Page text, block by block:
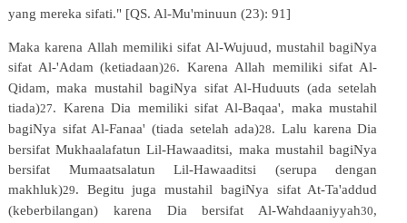
yang mereka sifati." [QS. Al-Mu'minuun (23): 91]
Maka karena Allah memiliki sifat Al-Wujuud, mustahil bagiNya
sifat Al-'Adam (ketiadaan)26. Karena Allah memiliki sifat Al-
Qidam, maka mustahil bagiNya sifat Al-Huduuts (ada setelah
tiada)27. Karena Dia memiliki sifat Al-Baqaa', maka mustahil
bagiNya sifat Al-Fanaa' (tiada setelah ada)28. Lalu karena Dia
bersifat Mukhaalafatun Lil-Hawaaditsi, maka mustahil bagiNya
bersifat Mumaatsalatun Lil-Hawaaditsi (serupa dengan
makhluk)29. Begitu juga mustahil bagiNya sifat At-Ta'addud
(keberbilangan) karena Dia bersifat Al-Wahdaaniyyah30,